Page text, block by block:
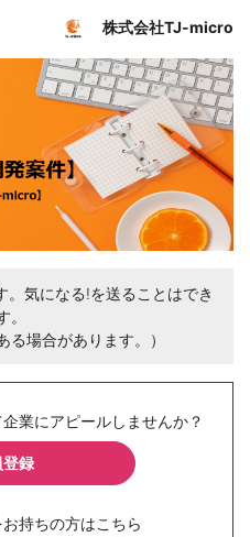
株式会社TJ-micro
。気になる!を送ることはでき
。
る場合があります。）
業にアピールしませんか？
録
持ちの方はこちら